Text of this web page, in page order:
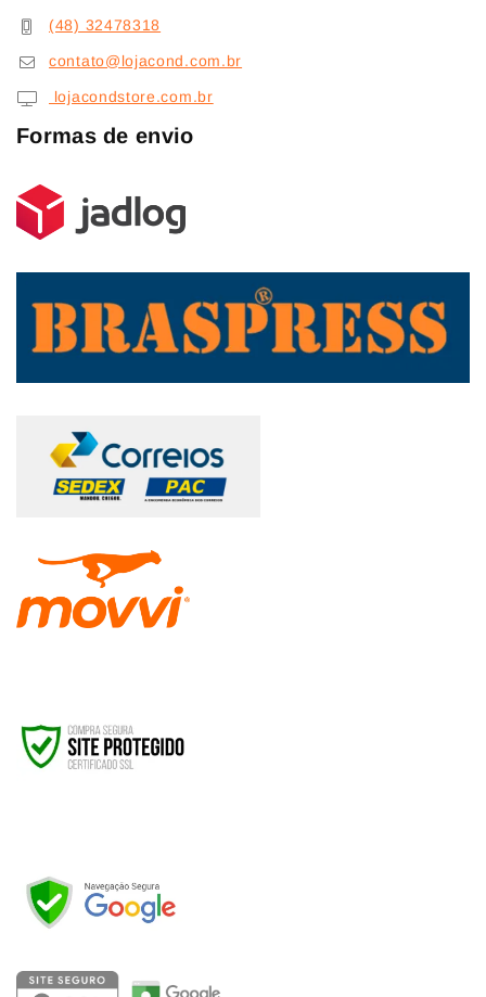
(48) 32478318
contato@lojacond.com.br
lojacondstore.com.br
Formas de envio